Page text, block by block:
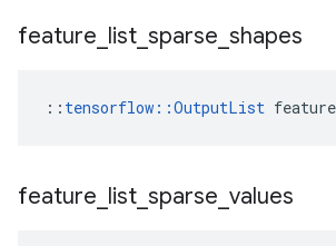
feature list sparse shapes
:: tensorflow::OutputList
feature list sparse values